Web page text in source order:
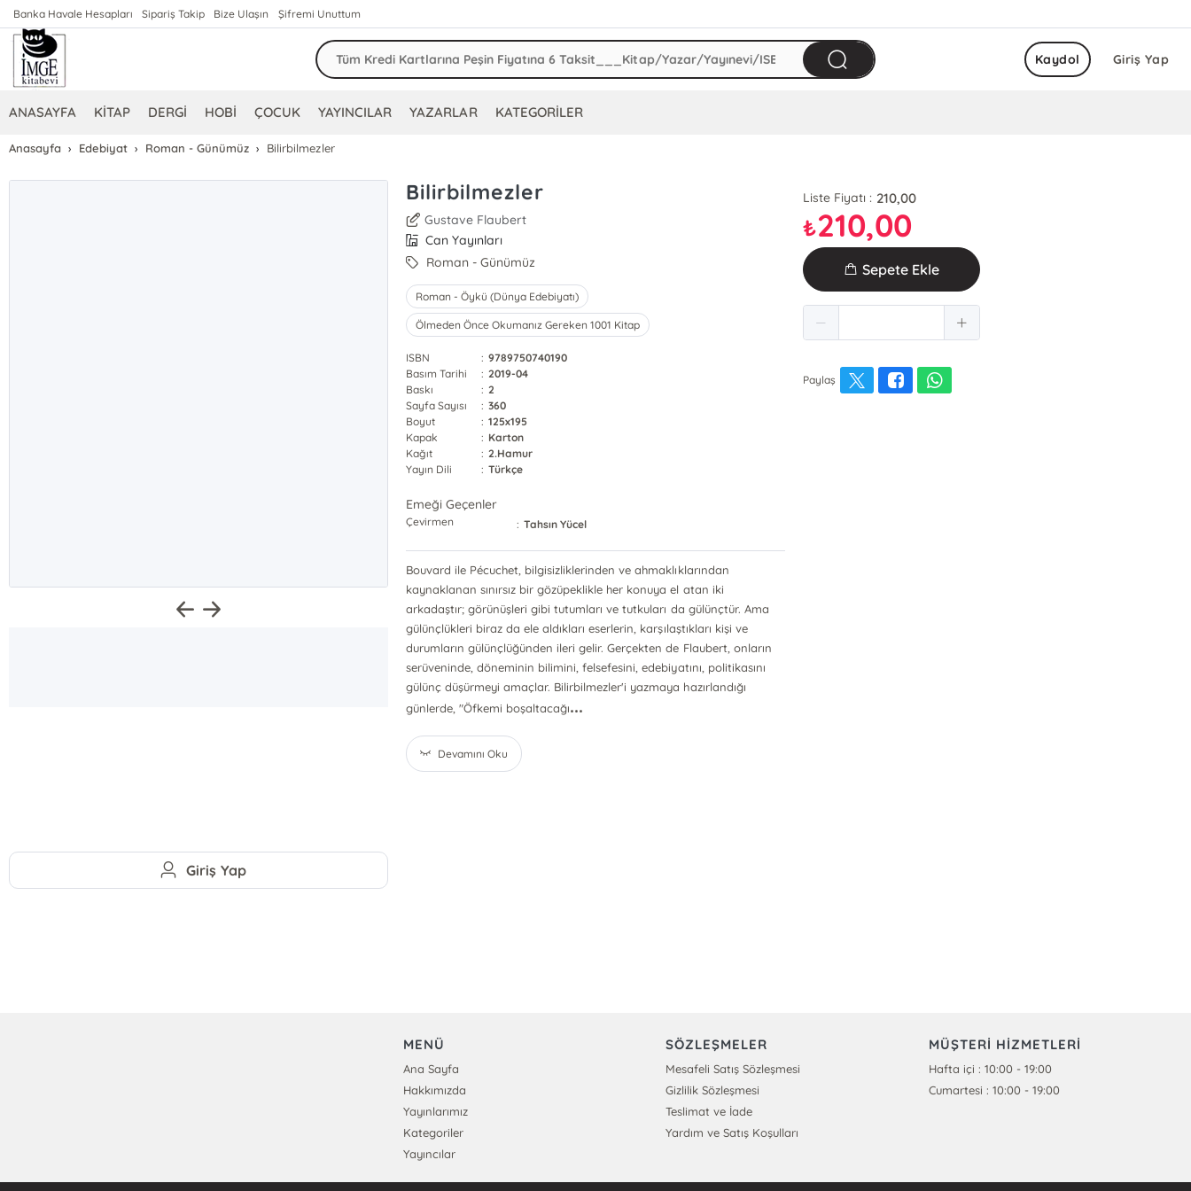
Banka Havale Hesapları Sipariş Takip Bize Ulaşın Şifremi Unuttum
Giriş Yap
Kaydol
ANASAYFA KİTAP DERGİ HOBİ ÇOCUK YAYINCILAR YAZARLAR KATEGORİLER
Anasayfa Edebiyat Roman - Günümüz Bilirbilmezler
Bilirbilmezler
Gustave Flaubert
Can Yayınları
Roman - Günümüz
Roman - Öykü (Dünya Edebiyatı)
Ölmeden Önce Okumanız Gereken 1001 Kitap
ISBN : 9789750740190
Basım Tarihi
: 2019-04
Baskı
: 2
Sayfa Sayısı
: 360
Boyut
: 125x195
Kapak
: Karton
Kağıt
: 2.Hamur
Yayın Dili
: Türkçe
Emeği Geçenler
Çevirmen : Tahsın Yücel
Bouvard ile Pécuchet, bilgisizliklerinden ve ahmaklıklarından
kaynaklanan sınırsız bir gözüpeklikle her konuya el atan iki
arkadaştır; görünüşleri gibi tutumları ve tutkuları da gülünçtür. Ama
gülünçlükleri biraz da ele aldıkları eserlerin, karşılaştıkları kişi ve
durumların gülünçlüğünden ileri gelir. Gerçekten de Flaubert, onların
serüveninde, döneminin bilimini, felsefesini, edebiyatını, politikasını
gülünç düşürmeyi amaçlar. Bilirbilmezler'i yazmaya hazırlandığı
günlerde, "Öfkemi boşaltacağı...
Devamını Oku
Liste Fiyatı : 210,00
₺210,00
Sepete Ekle
Paylaş
Giriş Yap
MENÜ
Ana Sayfa
Hakkımızda
Yayınlarımız
Kategoriler
Yayıncılar
SÖZLEŞMELER
Mesafeli Satış Sözleşmesi
Gizlilik Sözleşmesi
Teslimat ve İade
Yardım ve Satış Koşulları
MÜŞTERİ HİZMETLERİ
Hafta içi : 10:00 - 19:00
Cumartesi : 10:00 - 19:00